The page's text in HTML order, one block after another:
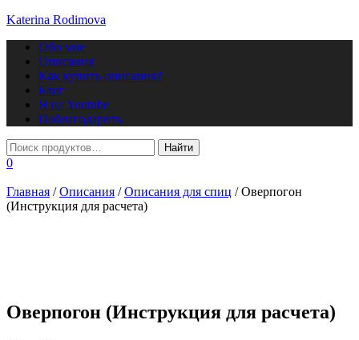
Katerina Rodimova
Переключить
навигацию
Обо мне
Описания
Как купить описания?
Блог
Я на Youtube
Поблагодарить
0
Главная /Описания /Описания для спиц / Оверпогон
(Инструкция для расчета)
Оверпогон (Инструкция для расчета)